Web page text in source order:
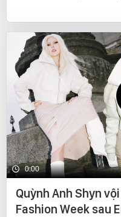
0:00
Quỳnh Anh Shyn
Fashion Week sau